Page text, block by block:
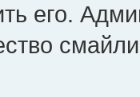
его.